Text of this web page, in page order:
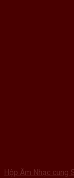
Hộp Âm Nhạc